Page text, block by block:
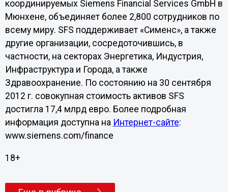
координируемых Siemens Financial Services GmbH в
Мюнхене, объединяет более 2,800 сотрудников по
всему миру. SFS поддерживает «Сименс», а также
другие организации, сосредоточившись, в
частности, на секторах Энергетика, Индустрия,
Инфраструктура и Города, а также
Здравоохранение. По состоянию на 30 сентября
2012 г. совокупная стоимость активов SFS
достигла 17,4 млрд евро. Более подробная
информация доступна на Интернет-сайте:
www.siemens.com/finance
18+